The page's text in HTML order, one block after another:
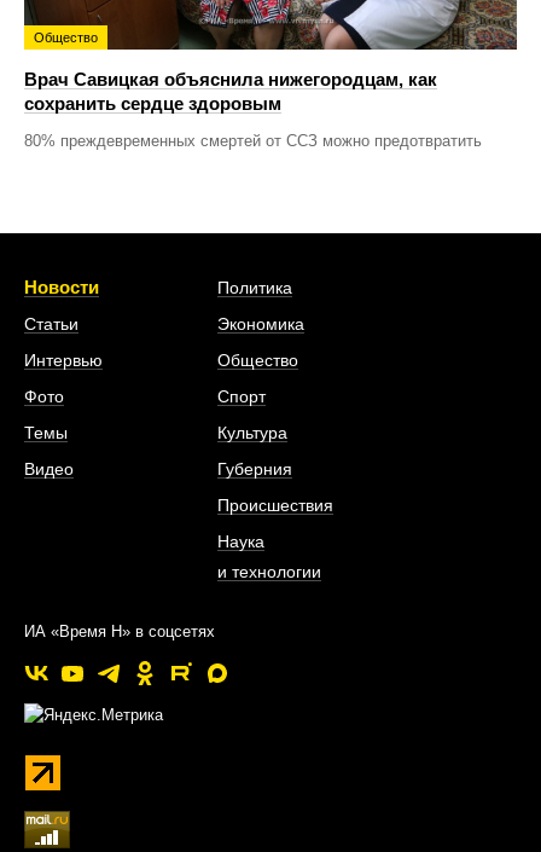
Общество
Врач Савицкая объяснила нижегородцам, как
сохранить сердце здоровым
80% преждевременных смертей от ССЗ можно предотвратить
Новости
Статьи
Интервью
Фото
Темы
Видео
Политика
Экономика
Общество
Спорт
Культура
Губерния
Происшествия
Наука
и технологии
ИА «Время Н» в соцсетях